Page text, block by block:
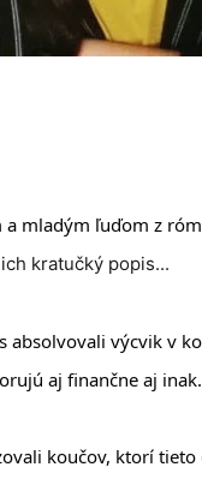
mladým ľuďom z
kratučký popis...
absolvovali výcvik v
aj finančne aj inak.
koučov, ktorí